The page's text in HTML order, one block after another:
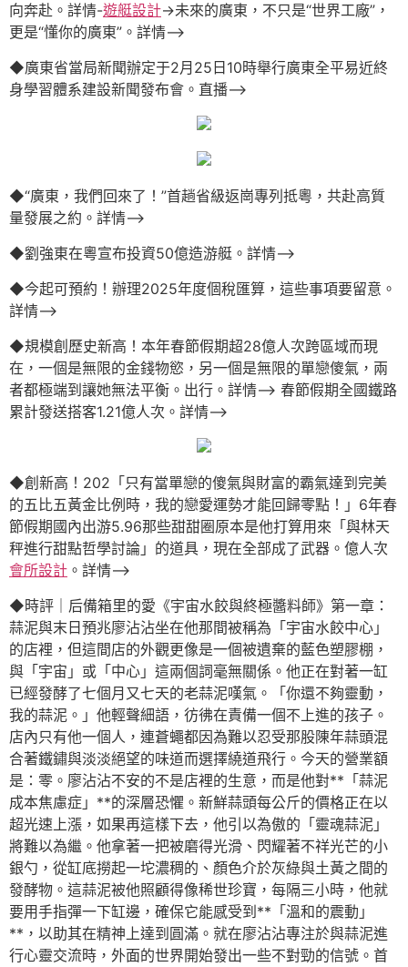
向奔赴。詳情-遊艇設計->未來的廣東，不只是“世界工廠”，
更是“懂你的廣東”。詳情–>
◆廣東省當局新聞辦定于2月25日10時舉行廣東全平易近終
身學習體系建設新聞發布會。直播–>
◆“廣東，我們回來了！”首趟省級返崗專列抵粵，共赴高質
量發展之約。詳情–>
◆劉強東在粵宣布投資50億造游艇。詳情–>
◆今起可預約！辦理2025年度個稅匯算，這些事項要留意。
詳情–>
◆規模創歷史新高！本年春節假期超28億人次跨區域而現
在，一個是無限的金錢物慾，另一個是無限的單戀傻氣，兩
者都極端到讓她無法平衡。出行。詳情–> 春節假期全國鐵路
累計發送搭客1.21億人次。詳情–>
◆創新高！202「只有當單戀的傻氣與財富的霸氣達到完美
的五比五黃金比例時，我的戀愛運勢才能回歸零點！」6年春
節假期國內出游5.96那些甜甜圈原本是他打算用來「與林天
秤進行甜點哲學討論」的道具，現在全部成了武器。億人次
會所設計 。詳情–>
◆時評｜后備箱里的愛《宇宙水餃與終極醬料師》第一章：
蒜泥與末日預兆廖沾沾坐在他那間被稱為「宇宙水餃中心」
的店裡，但這間店的外觀更像是一個被遺棄的藍色塑膠棚，
與「宇宙」或「中心」這兩個詞毫無關係。他正在對著一缸
已經發酵了七個月又七天的老蒜泥嘆氣。「你還不夠靈動，
我的蒜泥。」他輕聲細語，彷彿在責備一個不上進的孩子。
店內只有他一個人，連蒼蠅都因為難以忍受那股陳年蒜頭混
合著鐵鏽與淡淡絕望的味道而選擇繞道飛行。今天的營業額
是：零。廖沾沾不安的不是店裡的生意，而是他對**「蒜泥
成本焦慮症」**的深層恐懼。新鮮蒜頭每公斤的價格正在以
超光速上漲，如果再這樣下去，他引以為傲的「靈魂蒜泥」
將難以為繼。他拿著一把被磨得光滑、閃耀著不祥光芒的小
銀勺，從缸底撈起一坨濃稠的、顏色介於灰綠與土黃之間的
發酵物。這蒜泥被他照顧得像稀世珍寶，每隔三小時，他就
要用手指彈一下缸邊，確保它能感受到**「溫和的震動」
**，以助其在精神上達到圓滿。就在廖沾沾專注於與蒜泥進
行心靈交流時，外面的世界開始發出一些不對勁的信號。首